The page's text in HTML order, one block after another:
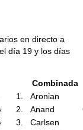
en directo a
día 19 y los días
Combinada
1.
Aronian
2.
Anand
3.
Carlsen